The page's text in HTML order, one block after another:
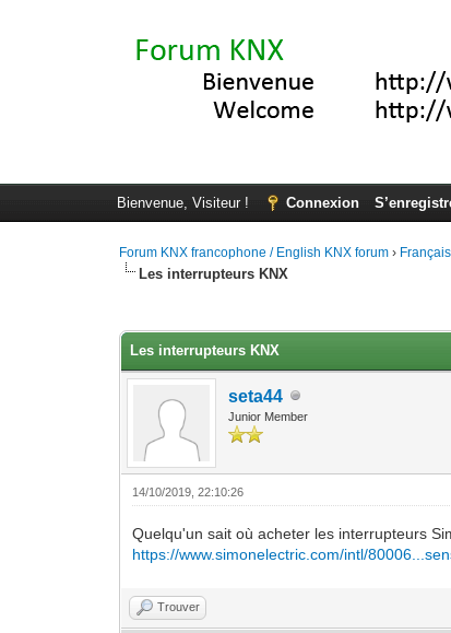
Bienvenue, Visiteur ! Connexion
Forum KNX francophone / English KNX forum › Français
Les interrupteurs KNX
Les interrupteurs KNX
seta44
Junior Member
14/10/2019, 22:10:26
Quelqu'un sait où acheter les interrupteurs
https://www.simonelectric.com/intl/
Trouver